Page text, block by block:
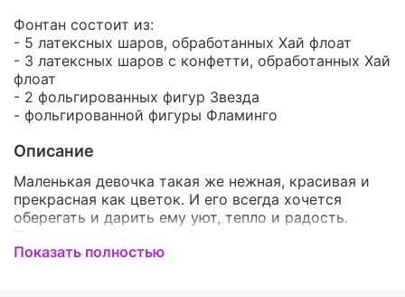
Фонтан состоит из:
- 5 латексных шаров, обработанных Хай флоат
- 3 латексных шаров с конфетти, обработанных Хай
флоат
- 2 фольгированных фигур Звезда
- фольгированной фигуры Фламинго
Описание
Маленькая девочка такая же нежная, красивая и
прекрасная как цветок. И его всегда хочется
оберегать и дарить ему уют, тепло и радость.
легко и мы можем с этим помочь. Самый красивый
Показать полностью